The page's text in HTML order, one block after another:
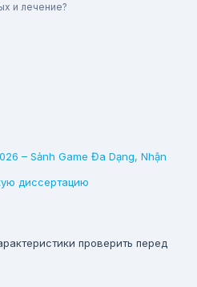
и лечение?
– Sảnh Game Đa Dạng, Nhận
диссертацию
проверить перед